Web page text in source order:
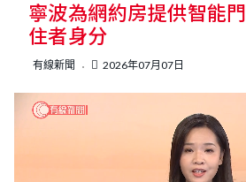
按輸入鍵開始搜尋
寧波為網約房提供智能
住者身分
有線新聞 2026年07月07日